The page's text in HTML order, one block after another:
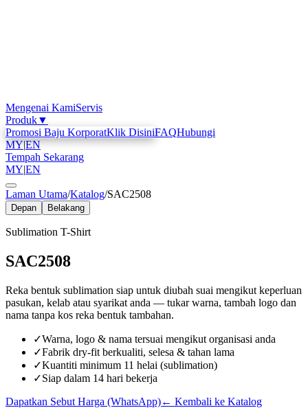
Mengenai KamiServis
Produk▼
Promosi Baju KorporatKlik DisiniFAQHubungi
MY|EN
Tempah Sekarang
MY|EN
Laman Utama/Katalog/SAC2508
Depan Belakang
Sublimation T-Shirt
SAC2508
Reka bentuk sublimation siap untuk diubah suai mengikut keperluan
pasukan, kelab atau syarikat anda — tukar warna, tambah logo dan
nama tanpa kos reka bentuk tambahan.
✓Warna, logo & nama tersuai mengikut organisasi anda
✓Fabrik dry-fit berkualiti, selesa & tahan lama
✓Kuantiti minimum 11 helai (sublimation)
✓Siap dalam 14 hari bekerja
Dapatkan Sebut Harga (WhatsApp)← Kembali ke Katalog